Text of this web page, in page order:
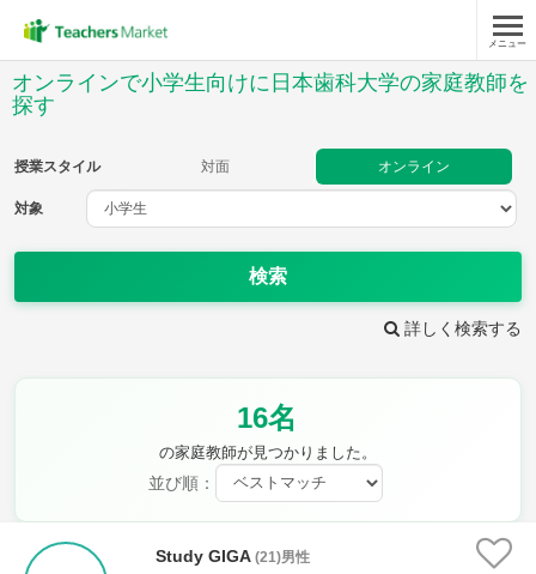
メニュー
オンラインで小学生向けに日本歯科大学の家庭教師を
探す
授業スタイル 対面 オンライン
対象
検索
詳しく検索する
16名
の家庭教師が見つかりました。
並び順：
Study GIGA (21)男性
対象
音楽
時給：¥1,000 ～ ¥10,000
授業可能日